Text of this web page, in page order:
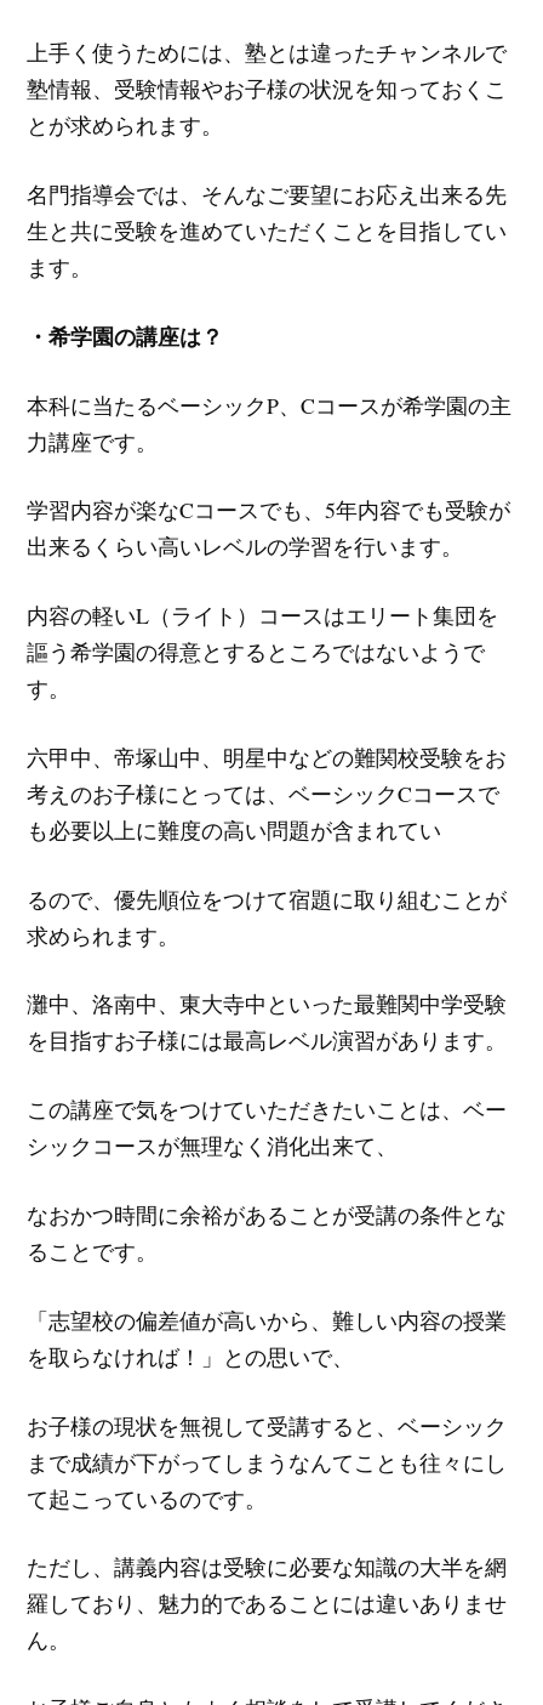
上手く使うためには、塾とは違ったチャンネルで
塾情報、受験情報やお子様の状況を知っておくこ
とが求められます。
名門指導会では、そんなご要望にお応え出来る先
生と共に受験を進めていただくことを目指してい
ます。
・希学園の講座は？
本科に当たるベーシックP、Cコースが希学園の主
力講座です。
学習内容が楽なCコースでも、5年内容でも受験が
出来るくらい高いレベルの学習を行います。
内容の軽いL（ライト）コースはエリート集団を
謳う希学園の得意とするところではないようで
す。
六甲中、帝塚山中、明星中などの難関校受験をお
考えのお子様にとっては、ベーシックCコースで
も必要以上に難度の高い問題が含まれてい
るので、優先順位をつけて宿題に取り組むことが
求められます。
灘中、洛南中、東大寺中といった最難関中学受験
を目指すお子様には最高レベル演習があります。
この講座で気をつけていただきたいことは、ベー
シックコースが無理なく消化出来て、
なおかつ時間に余裕があることが受講の条件とな
ることです。
「志望校の偏差値が高いから、難しい内容の授業
を取らなければ！」との思いで、
お子様の現状を無視して受講すると、ベーシック
まで成績が下がってしまうなんてことも往々にし
て起こっているのです。
ただし、講義内容は受験に必要な知識の大半を網
羅しており、魅力的であることには違いありませ
ん。